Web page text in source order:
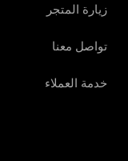
زيارة المتجر
تواصل معنا
خدمة العملاء